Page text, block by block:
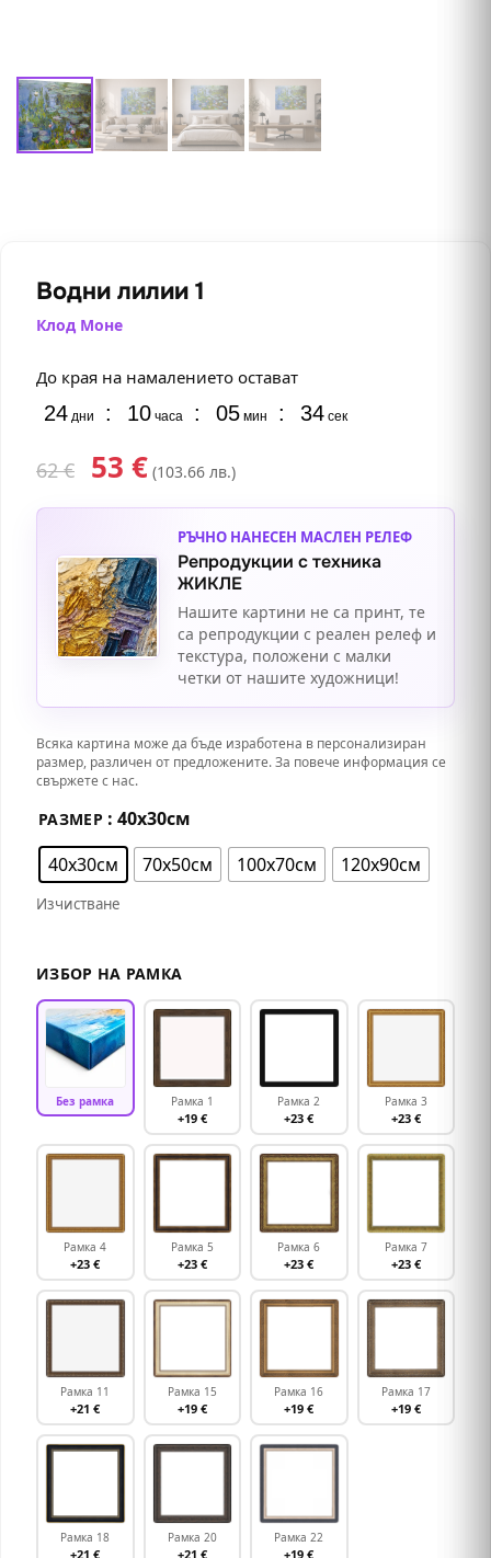
Водни лилии 1
Клод Моне
До края на намалението остават
24 дни : 10 часа : 05 мин : 33 сек
62€ 53 € (103.66 лв.)
РЪЧНО НАНЕСЕН МАСЛЕН РЕЛЕФ
Репродукции с техника
ЖИКЛЕ
Нашите картини не са принт, те
са репродукции с реален релеф и
текстура, положени с малки
четки от нашите художници!
Всяка картина може да бъде изработена в персонализиран
размер, различен от предложените. За повече информация се
свържете с нас.
РАЗМЕР : 40х30см
40х30см
70х50см 100х70см 120х90см
Изчистване
ИЗБОР НА РАМКА
Без рамка Рамка 1
+19 €
Рамка 2
+23 €
Рамка 3
+23 €
Рамка 4
+23 €
Рамка 5
+23 €
Рамка 6
+23 €
Рамка 7
+23 €
Рамка 11
+21 €
Рамка 15
+19 €
Рамка 16
+19 €
Рамка 17
+19 €
Рамка 18
+21 €
Рамка 20
+21 €
Рамка 22
+19 €